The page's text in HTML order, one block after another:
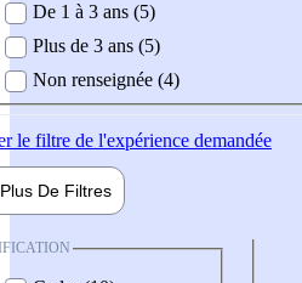
De 1 à 3 ans (5)
Plus de 3 ans (5)
Non renseignée (4)
le filtre de l'expérience demandée
Plus De Filtres